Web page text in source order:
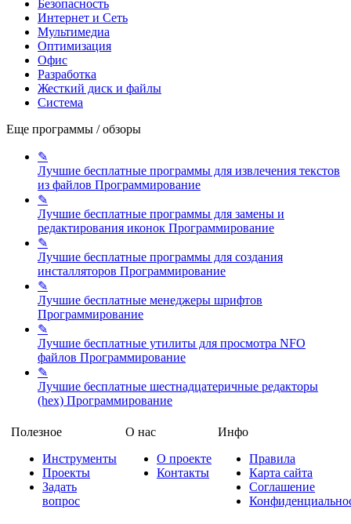
Безопасность
Интернет и Сеть
Мультимедиа
Оптимизация
Офис
Разработка
Жесткий диск и файлы
Система
Еще программы / обзоры
✎
Лучшие бесплатные программы для извлечения текстов
из файлов Программирование
✎
Лучшие бесплатные программы для замены и
редактирования иконок Программирование
✎
Лучшие бесплатные программы для создания
инсталляторов Программирование
✎
Лучшие бесплатные менеджеры шрифтов
Программирование
✎
Лучшие бесплатные утилиты для просмотра NFO
файлов Программирование
✎
Лучшие бесплатные шестнадцатеричные редакторы
(hex) Программирование
Полезное
Инструменты
Проекты
Задать
вопрос
О нас
О проекте
Контакты
Инфо
Правила
Карта сайта
Соглашение